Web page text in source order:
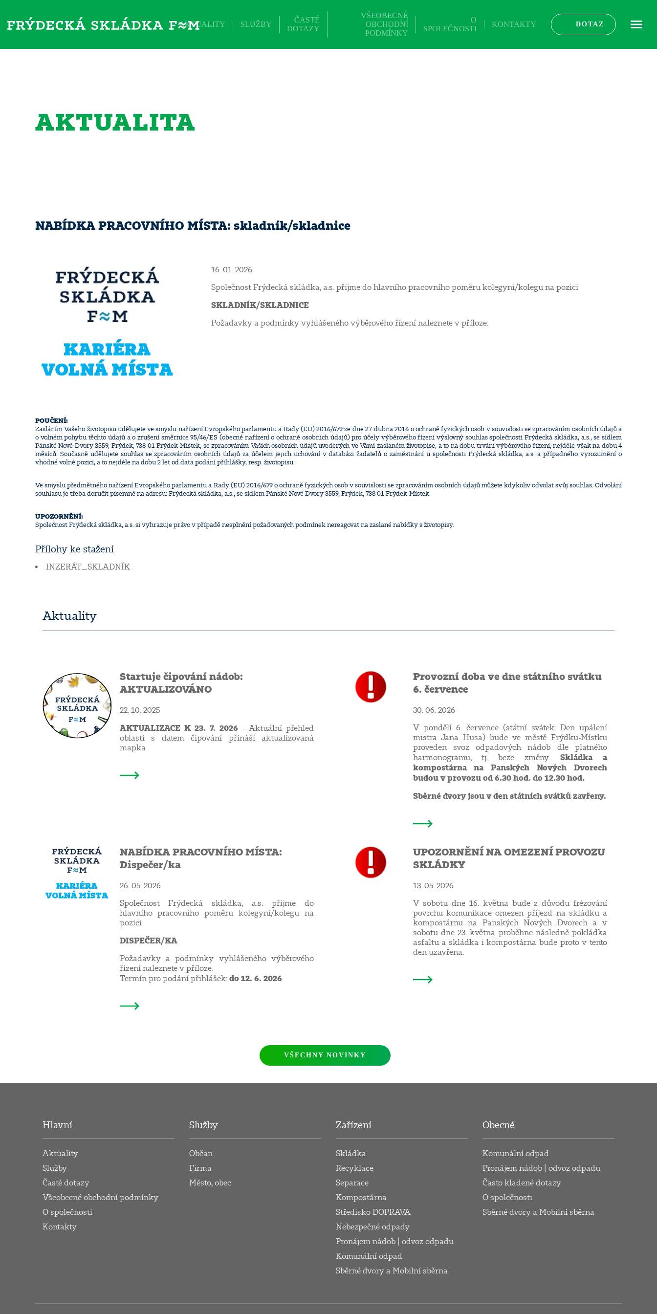
AKTUALITY SLUŽBY
ČASTÉ
DOTAZY
VŠEOBECNÉ
OBCHODNÍ
PODMÍNKY
O
SPOLEČNOSTI
KONTAKTY DOTAZ ME
AKTUALITA
NABÍDKA PRACOVNÍHO MÍSTA: skladník/skladnice
16. 01. 2026
Společnost Frýdecká skládka, a.s. přijme do hlavního pracovního poměru kolegyni/kolegu na pozici
SKLADNÍK/SKLADNICE
Požadavky a podmínky vyhlášeného výběrového řízení naleznete v příloze.
POUČENÍ:
Zasláním Vašeho životopisu udělujete ve smyslu nařízení Evropského parlamentu a Rady (EU) 2016/679 ze dne 27. dubna 2016 o ochraně fyzických osob v souvislosti se zpracováním osobních údajů a
o volném pohybu těchto údajů a o zrušení směrnice 95/46/ES (obecné nařízení o ochraně osobních údajů) pro účely výběrového řízení výslovný souhlas společnosti Frýdecká skládka, a.s., se sídlem
Pánské Nové Dvory 3559, Frýdek, 738 01 Frýdek-Místek, se zpracováním Vašich osobních údajů uvedených ve Vámi zaslaném životopise, a to na dobu trvání výběrového řízení, nejdéle však na dobu 4
měsíců. Současně udělujete souhlas se zpracováním osobních údajů za účelem jejich uchování v databázi žadatelů o zaměstnání u společnosti Frýdecká skládka, a.s. a případného vyrozumění o
vhodné volné pozici, a to nejdéle na dobu 2 let od data podání příhlášky, resp. životopisu.
Ve smyslu předmětného nařízení Evropského parlamentu a Rady (EU) 2016/679 o ochraně fyzických osob v souvislosti se zpracováním osobních údajů můžete kdykoliv odvolat svůj souhlas. Odvolání
souhlasu je třeba doručit písemně na adresu: Frýdecká skládka, a.s., se sídlem Pánské Nové Dvory 3559, Frýdek, 738 01 Frýdek-Místek.
UPOZORNĚNÍ:
Společnost Frýdecká skládka, a.s. si vyhrazuje právo v případě nesplnění požadovaných podmínek nereagovat na zaslané nabídky s životopisy.
Přílohy ke stažení
INZERÁT_SKLADNÍK
Aktuality
Startuje čipování nádob:
AKTUALIZOVÁNO
22. 10. 2025
AKTUALIZACE K 23. 7. 2026 - Aktuální přehled
oblastí s datem čipování přináší aktualizovaná
mapka.
Provozní doba ve dne státního svátku
6. července
30. 06. 2026
V pondělí 6. července (státní svátek: Den upálení
mistra Jana Husa) bude ve městě Frýdku-Místku
proveden svoz odpadových nádob dle platného
harmonogramu, tj. beze změny.Skládka a
kompostárna na Panských Nových Dvorech
budouv provozu od 6.30 hod. do 12.30 hod.
Sběrné dvory jsou v den státních svátků zavřeny.
NABÍDKA PRACOVNÍHO MÍSTA:
Dispečer/ka
26. 05. 2026
Společnost Frýdecká skládka, a.s. přijme do
hlavního pracovního poměru kolegyni/kolegu na
pozici
DISPEČER/KA
Požadavky a podmínky vyhlášeného výběrového
řízení naleznete v příloze.
Termín pro podání přihlášek: do 12. 6. 2026
UPOZORNĚNÍ NA OMEZENÍ PROVOZU
SKLÁDKY
13. 05. 2026
V sobotu dne 16. května bude z důvodu frézování
povrchu komunikace omezen příjezd na skládku a
kompostárnu na Panských Nových Dvorech a v
sobotu dne 23. května proběhne následně pokládka
asfaltu a skládka i kompostárna bude proto v tento
den uzavřena.
VŠECHNY NOVINKY
Hlavní
Aktuality
Služby
Časté dotazy
Všeobecné obchodní podmínky
O společnosti
Kontakty
Služby
Občan
Firma
Město, obec
Zařízení
Skládka
Recyklace
Separace
Kompostárna
Středisko DOPRAVA
Nebezpečné odpady
Pronájem nádob | odvoz odpadu
Komunální odpad
Sběrné dvory a Mobilní sběrna
Obecné
Komunální odpad
Pronájem nádob | odvoz odpadu
Často kladené dotazy
O společnosti
Sběrné dvory a Mobilní sběrna